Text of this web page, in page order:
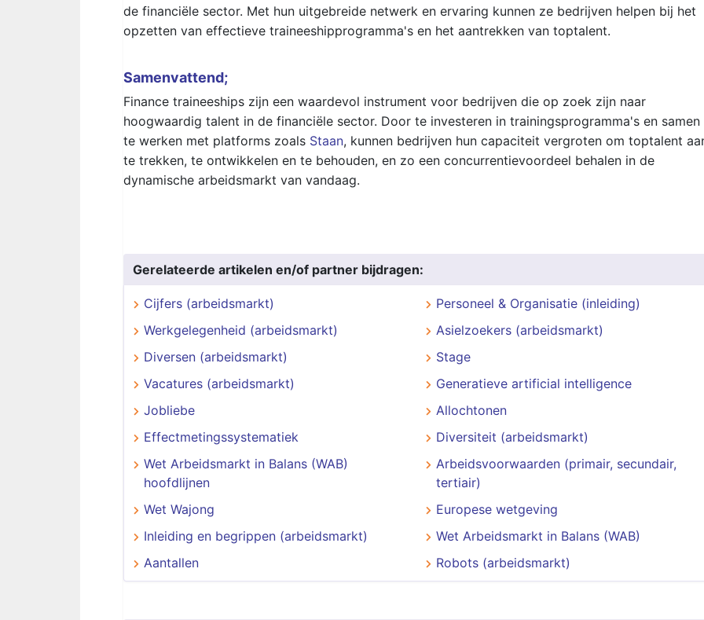
de financiële sector. Met hun uitgebreide netwerk en ervaring kunnen ze bedrijven helpen bij het
opzetten van effectieve traineeshipprogramma's en het aantrekken van toptalent.
Samenvattend;
Finance traineeships zijn een waardevol instrument voor bedrijven die op zoek zijn naar
hoogwaardig talent in de financiële sector. Door te investeren in trainingsprogramma's en samen
te werken met platforms zoals Staan, kunnen bedrijven hun capaciteit vergroten om toptalent
te trekken, te ontwikkelen en te behouden, en zo een concurrentievoordeel behalen in de
dynamische arbeidsmarkt van vandaag.
Gerelateerde artikelen en/of partner bijdragen:
Cijfers (arbeidsmarkt)
Personeel & Organisatie (inleiding)
Werkgelegenheid (arbeidsmarkt)
Asielzoekers (arbeidsmarkt)
Diversen (arbeidsmarkt)
Stage
Vacatures (arbeidsmarkt)
Generatieve artificial intelligence
Jobliebe
Allochtonen
Effectmetingssystematiek
Diversiteit (arbeidsmarkt)
Wet Arbeidsmarkt in Balans (WAB)
hoofdlijnen
Arbeidsvoorwaarden (primair, secundair,
tertiair)
Wet Wajong
Europese wetgeving
Inleiding en begrippen (arbeidsmarkt)
Wet Arbeidsmarkt in Balans (WAB)
Aantallen
Robots (arbeidsmarkt)